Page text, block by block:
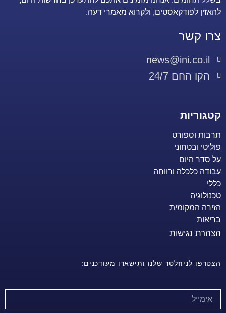
להאזין לפודקאסטים, ולקרוא מאמרי דעה.
צרו קשר
news@ini.co.il
הקו החם 24/7
קטגוריות
תרבות וספורט
פוליטי ובטחוני
על סדר היום
עבודה כלכלה ורווחה
כללי
טכנולוגיה
הזירה המקומית
בריאות
הצהרת נגישות
הצטרפו לניוזלטר שלנו ותישארו מעודכנים: